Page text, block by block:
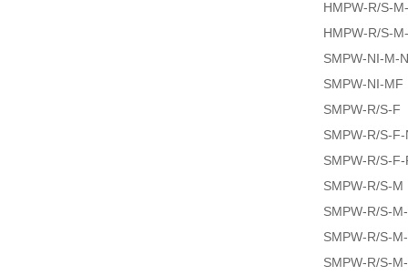
HMPW-R/S-
HMPW-R/S-
SMPW-NI-M-
SMPW-NI-MF
SMPW-R/S-F
SMPW-R/S-F-
SMPW-R/S-
SMPW-R/S-M
SMPW-R/S-
SMPW-R/S-
SMPW-R/S-